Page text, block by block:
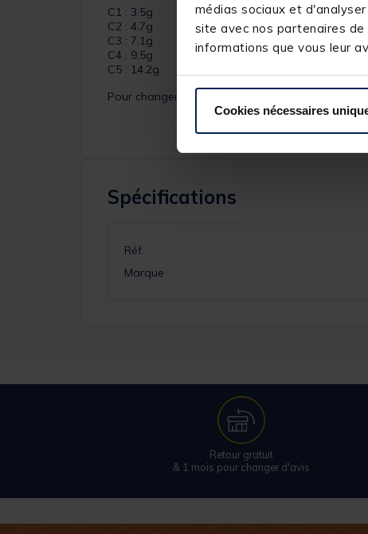
médias sociaux et
site avec nos partenaires de
informations que vous leur
Cookies nécessaires
C1 : 3.5g
C2 : 4.7g
C3 : 7.1g
C4 : 9.5g
C5 : 14.2g
Pour changer les hameçons, tenir fermement
Spécifications
Réf.
Marque
Retour gratuit
& 1 mois pour changer d'avis